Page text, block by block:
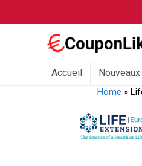
Accueil Nouveaux
Home »